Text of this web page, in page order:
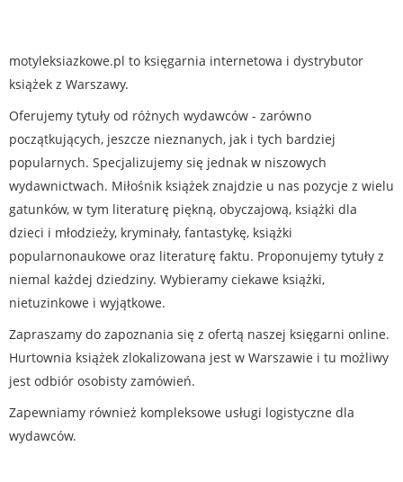
motyleksiazkowe.pl to księgarnia internetowa i dystrybutor
książek z Warszawy.
Oferujemy tytuły od różnych wydawców - zarówno
początkujących, jeszcze nieznanych, jak i tych bardziej
popularnych. Specjalizujemy się jednak w niszowych
wydawnictwach. Miłośnik książek znajdzie u nas pozycje z wielu
gatunków, w tym literaturę piękną, obyczajową, książki dla
dzieci i młodzieży, kryminały, fantastykę, książki
popularnonaukowe oraz literaturę faktu. Proponujemy tytuły z
niemal każdej dziedziny. Wybieramy ciekawe książki,
nietuzinkowe i wyjątkowe.
Zapraszamy do zapoznania się z ofertą naszej księgarni online.
Hurtownia książek zlokalizowana jest w Warszawie i tu możliwy
jest odbiór osobisty zamówień.
Zapewniamy również kompleksowe usługi logistyczne dla
wydawców.